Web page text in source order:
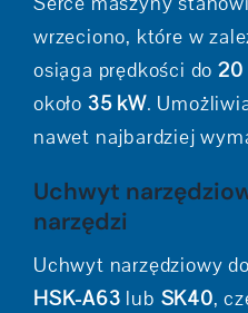
wrzeciono, które w
osiąga prędkości do 20
około 35 kW.
nawet najbardziej
Uchwyt
narzędzi
Uchwyt narzędziowy
HSK-A63 lub SK40,